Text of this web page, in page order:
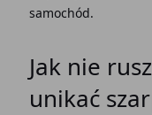
samochód.
Jak nie
unikać